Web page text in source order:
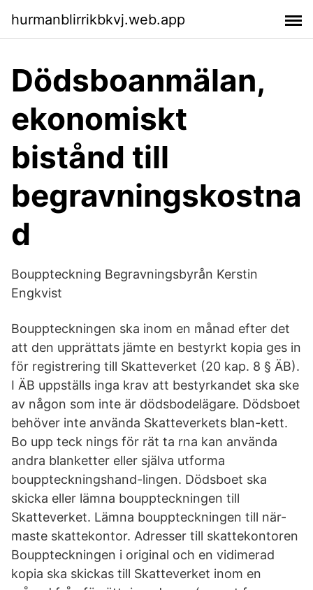
hurmanblirrikbkvj.web.app
Dödsboanmälan,
ekonomiskt
bistånd till
begravningskostna
d
Bouppteckning Begravningsbyrån Kerstin
Engkvist
Bouppteckningen ska inom en månad efter det
att den upprättats jämte en bestyrkt kopia ges in
för registrering till Skatteverket (20 kap. 8 § ÄB).
I ÄB uppställs inga krav att bestyrkandet ska ske
av någon som inte är dödsbodelägare. Dödsboet
behöver inte använda Skatteverkets blan-kett.
Bo upp teck nings för rät ta rna kan använda
andra blanketter eller själva utforma
bouppteckningshand-lingen. Dödsboet ska
skicka eller lämna bouppteckningen till
Skatteverket. Lämna bouppteckningen till när-
maste skattekontor. Adresser till skattekontoren
Bouppteckningen i original och en vidimerad
kopia ska skickas till Skatteverket inom en